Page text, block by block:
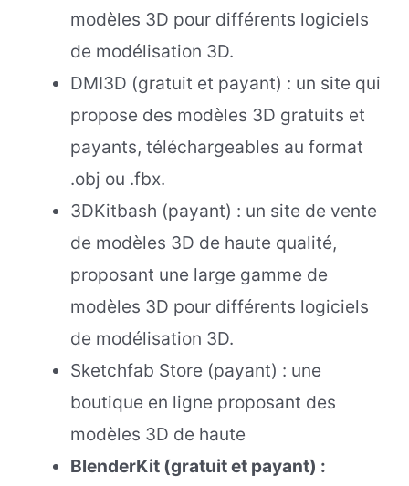
modèles 3D pour différents logiciels
de modélisation 3D.
DMI3D (gratuit et payant) : un site qui
propose des modèles 3D gratuits et
payants, téléchargeables au format
.obj ou .fbx.
3DKitbash (payant) : un site de vente
de modèles 3D de haute qualité,
proposant une large gamme de
modèles 3D pour différents logiciels
de modélisation 3D.
Sketchfab Store (payant) : une
boutique en ligne proposant des
modèles 3D de haute
BlenderKit (gratuit et payant) :